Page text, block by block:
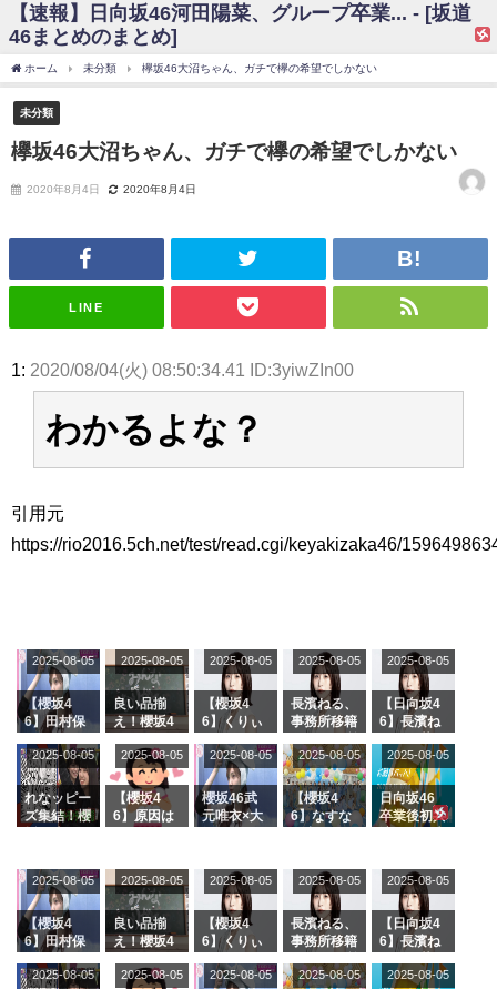
日向坂46まとめのまとめ / 【日向坂46】富田鈴花、次の事務所が決まって
そう！？
日向坂46まとめのまとめ / 【日向坂46】富田鈴花、次の事務所が決まって
そう！？
ハ！』ミーグリ日程がこちら
乃木坂あんてな ～乃木坂46・欅坂46・日向坂46のニュース・情報・話題
をピックアップ / 日向坂46卒業後初共演！佐々木久美さん、師匠オードリー若
欅坂46/日向坂46まとめのまとめ / 『anan』の表紙の櫻坂46さん、多様性
欅坂46/日向坂46まとめのまとめ / 日向坂46より重大発表！！！！
日向坂46まとめのまとめ / 【朗報】増田三莉音さんの生足
wwwwwwwwwwww
日向坂46まとめのまとめ / 筒井あやめ、アレをチラリ。こういう偶然の方
これも素晴らしい
日向坂46まとめのまとめ / これから彼氏と行為する直前の賀喜遥香、やば
アイドル – ぷぅアンテナ / 「乃木坂46ののぎおび⊿」北野日奈子が生配
アイドル – ぷぅアンテナ / 2022年3月22日（火）のメディア情報
ぺいとう×いちごみるく×マヨラー星人 と同じと考えてよろしいですか？
ｗｗｗｗｗｗｗｗｗｗ
ふぇどみ！ / 【悲報】母「裕福な過程が高学歴になるとか大嘘。教育に金を
かけまくったうちの息子が団地住みの貧乏に学歴で負けた」
Powered by livedoor 相互RSS
【速報】日向坂46河田陽菜、グループ卒業... - [坂道
46まとめのまとめ]
ホーム 未分類 欅坂46大沼ちゃん、ガチで欅の希望でしかない
未分類
欅坂46大沼ちゃん、ガチで欅の希望でしかない
2020年8月4日 2020年8月4日
LINE
1: 2020/08/04(火) 08:50:34.41 ID:3yiwZIn00
わかるよな？
引用元
https://rio2016.5ch.net/test/read.cgi/keyakizaka46/
【櫻坂4
6】田村保
ージを脱い
でいた理由
2025-08-05
良い品揃
え！櫻坂4
グル『Mak
e or Brea
k』オフィ
シャルグッ
ズ絶賛販売
2025-08-05
【櫻坂4
6】くりぃ
の2人を手
玉に取る大
沼晶保【く
りぃむナン
タラ】
2025-08-05
長濱ねる、
事務所移籍
属を発表
2025-08-05
【日向坂4
6】長濱ね
ら移籍しフ
ラーム所属
に。これで
事務所に所
属している
がこちら
2025-08-05
れなッピー
ズ集結！櫻
理子、8/6
「ラヴィッ
ト！」水曜
スタジオ出
演決定
2025-08-05
【櫻坂4
6】原因は
uddiesを
ざわつかせ
る...
2025-08-05
櫻坂46武
元唯衣×大
カップお姉
さんに恐怖
【くりぃむ
ナンタラ】
2025-08-05
【櫻坂4
6】なすな
2曲目っ
て...【ラヴ
ィット 東
京ドーム公
演】
2025-08-05
日向坂46
卒業後初共
師匠オード
リー若林さ
んと再会し
た結果･･･
【激レアさ
きた。】
2025-08-05
【櫻坂4
6】田村保
ージを脱い
2025-08-05
良い品揃
え！櫻坂4
グル『Mak
2025-08-05
【櫻坂4
6】くりぃ
の2人を手
2025-08-05
長濱ねる、
事務所移籍
属を発表
2025-08-05
【日向坂4
6】長濱ね
ら移籍しフ
2025-08-05
2025-08-05 2025-08-05 2025-08-05 2025-08-05 2025-08-05